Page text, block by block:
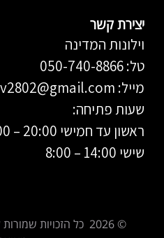
יצירת קשר
וילונות המדינה
טל: 050-740-8866
מייל:
שעות פתיחה:
ראשון עד חמישי 20:00 – 8:00
שישי 14:00 – 8:00
© 2026 כל הזכויות שמורות